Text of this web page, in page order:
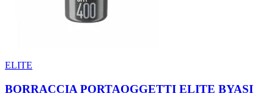
ELITE
BORRACCIA PORTAOGGETTI ELITE BYASI